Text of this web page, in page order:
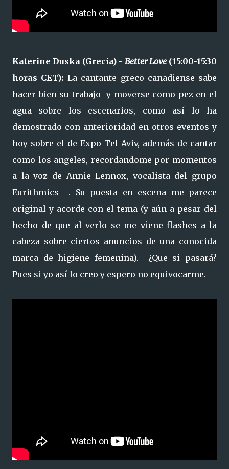
Katerine Duska (Grecia) - Better Love(15:00-15:30
horas CET): La cantante greco-canadiense sabe
hacer bien su trabajo y moverse como pez en el
agua sobre los escenarios, como así lo ha
demostrado con anterioridad en otros eventos y
hoy sobre el de Expo Tel Aviv, además de cantar
como los angeles, recordandome por momentos
a la voz de Annie Lennox, vocalista del grupo
Eurithmics . Su puesta en escena me parece
original y acorde con el tema (y aún a pesar del
hecho de que al verlo se me viene flashes a la
cabeza sobre ciertos anuncios de una conocida
marca de higiene femenina). ¿Que si pasará?
Pues si yo así lo creo y espero no equivocarme.